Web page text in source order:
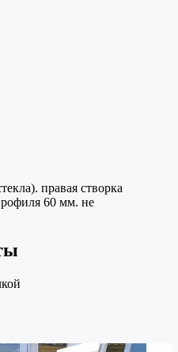
правая створка
60 мм. не